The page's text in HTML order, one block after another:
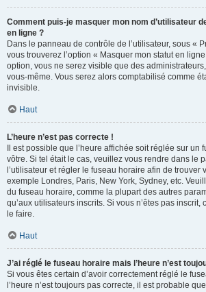
Comment puis-je masquer mon nom d’utilisateur
en ligne ?
Dans le panneau de contrôle de l’utilisateur, sous «
vous trouverez l’option « Masquer mon statut en
option, vous ne serez visible que des
vous-même. Vous serez alors comptabilisé comme
invisible.
Haut
L’heure n’est pas correcte !
Il est possible que l’heure affichée soit réglée sur un
vôtre. Si tel était le cas, veuillez vous rendre dans le
l’utilisateur et régler le fuseau horaire afin de trouver
exemple Londres, Paris, New York, Sydney, etc.
du fuseau horaire, comme la plupart des autres
qu’aux utilisateurs inscrits. Si vous n’êtes pas inscrit,
le faire.
Haut
J’ai réglé le fuseau horaire mais l’heure n’est
Si vous êtes certain d’avoir correctement réglé le
l’heure n’est toujours pas correcte, il est probable